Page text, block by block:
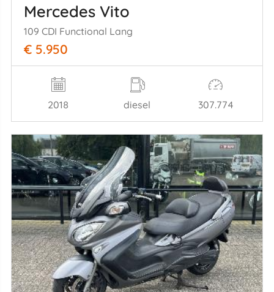
Mercedes Vito
109 CDI Functional Lang
€ 5.950
2018 diesel 307.774